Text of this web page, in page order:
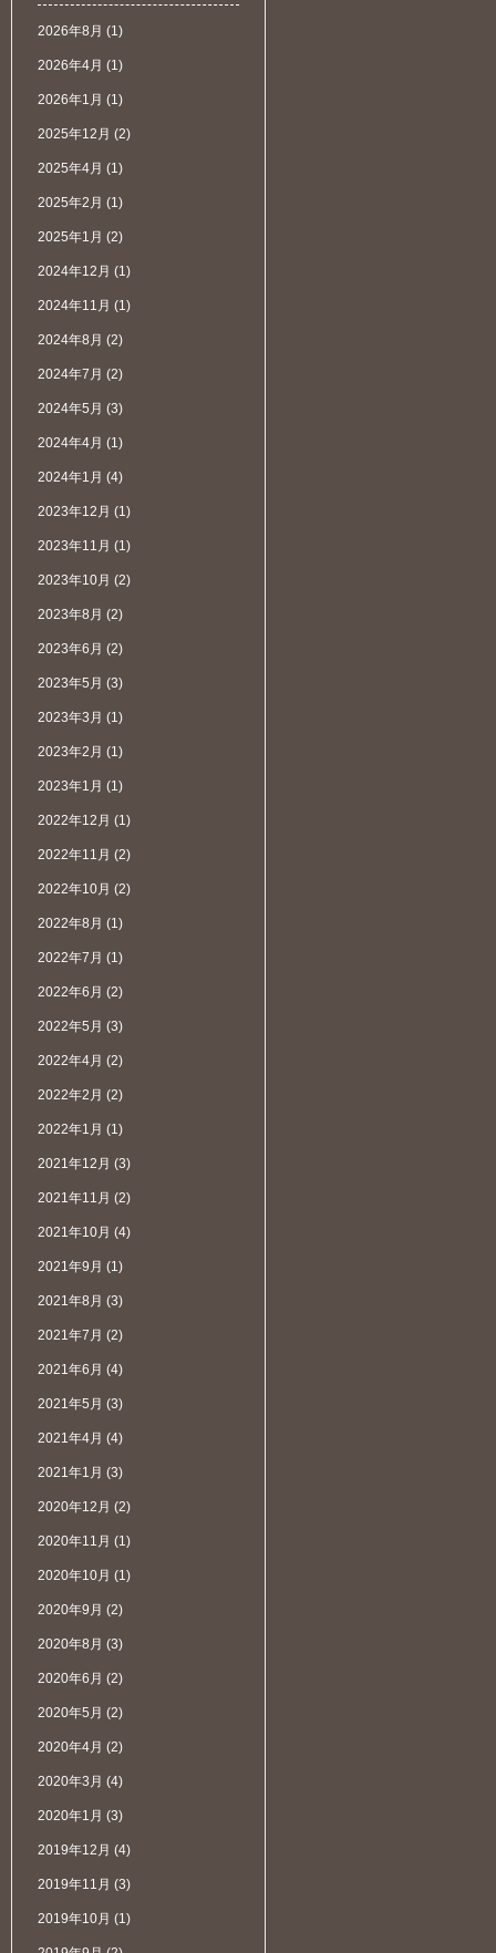
2026年8月 (1)
2026年4月 (1)
2026年1月 (1)
2025年12月 (2)
2025年4月 (1)
2025年2月 (1)
2025年1月 (2)
2024年12月 (1)
2024年11月 (1)
2024年8月 (2)
2024年7月 (2)
2024年5月 (3)
2024年4月 (1)
2024年1月 (4)
2023年12月 (1)
2023年11月 (1)
2023年10月 (2)
2023年8月 (2)
2023年6月 (2)
2023年5月 (3)
2023年3月 (1)
2023年2月 (1)
2023年1月 (1)
2022年12月 (1)
2022年11月 (2)
2022年10月 (2)
2022年8月 (1)
2022年7月 (1)
2022年6月 (2)
2022年5月 (3)
2022年4月 (2)
2022年2月 (2)
2022年1月 (1)
2021年12月 (3)
2021年11月 (2)
2021年10月 (4)
2021年9月 (1)
2021年8月 (3)
2021年7月 (2)
2021年6月 (4)
2021年5月 (3)
2021年4月 (4)
2021年1月 (3)
2020年12月 (2)
2020年11月 (1)
2020年10月 (1)
2020年9月 (2)
2020年8月 (3)
2020年6月 (2)
2020年5月 (2)
2020年4月 (2)
2020年3月 (4)
2020年1月 (3)
2019年12月 (4)
2019年11月 (3)
2019年10月 (1)